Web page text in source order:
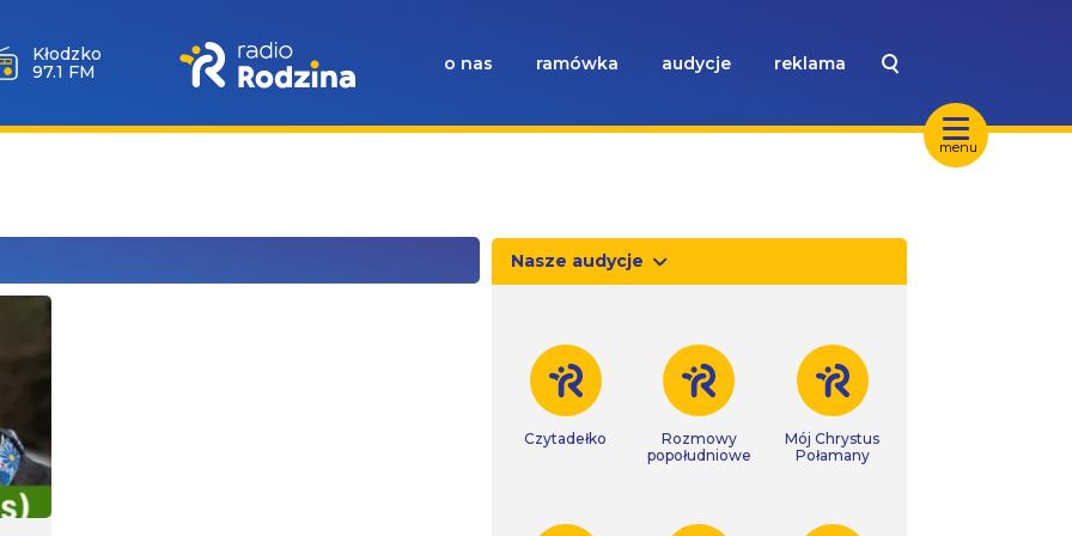
menu
Wołów
99.6 FM
o nas ramówka audycje reklama
Nasze audycje
Czytadełko
Rozmowy
popołudniowe
Mój Chrystus
Połamany